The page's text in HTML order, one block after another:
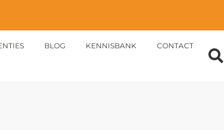
BLOG KENNISBANK CONTACT